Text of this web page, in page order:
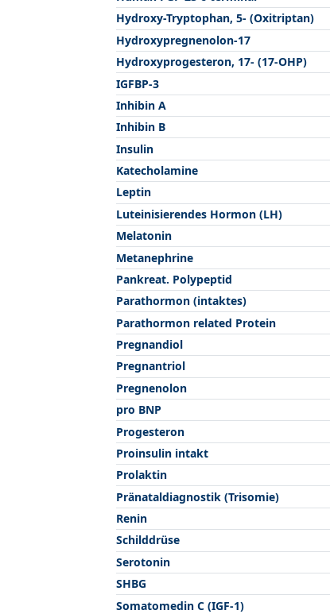
Hydroxy-Tryptophan, 5- (Oxitriptan)
Hydroxypregnenolon-17
Hydroxyprogesteron, 17- (17-OHP)
IGFBP-3
Inhibin A
Inhibin B
Insulin
Katecholamine
Leptin
Luteinisierendes Hormon (LH)
Melatonin
Metanephrine
Pankreat. Polypeptid
Parathormon (intaktes)
Parathormon related Protein
Pregnandiol
Pregnantriol
Pregnenolon
pro BNP
Progesteron
Proinsulin intakt
Prolaktin
Pränataldiagnostik (Trisomie)
Renin
Schilddrüse
Serotonin
SHBG
Somatomedin C (IGF-1)